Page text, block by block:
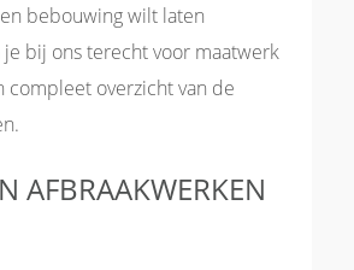
bebouwing wilt laten
bij ons terecht voor maatwerk
compleet overzicht van de
AFBRAAKWERKEN